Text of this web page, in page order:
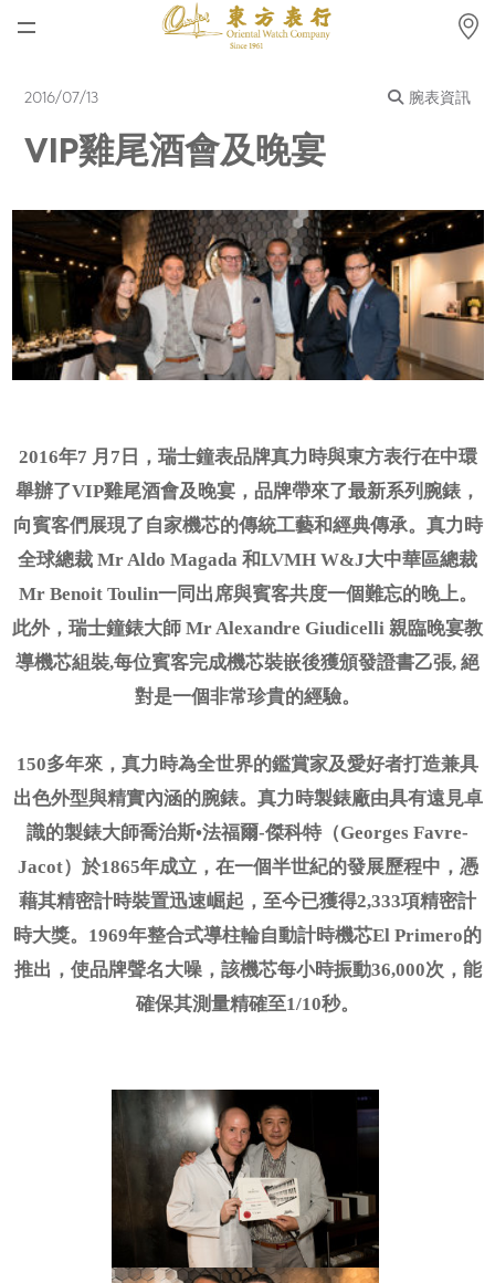
最新消息
腕表資訊
公司動態
勞力士
勞力士中古錶認證
帝舵表
店鋪位置
網上商店
中國內地
香港特別行政區
腕表維修
聯絡我們
登入
註冊
简体中文 | English
2016/07/13 腕表資訊
VIP雞尾酒會及晚宴
2016年7 月7日，瑞士鐘表品牌真力時與東方表行在中環
舉辦了VIP雞尾酒會及晚宴，品牌帶來了最新系列腕錶，
向賓客們展現了自家機芯的傳統工藝和經典傳承。真力時
全球總裁 Mr Aldo Magada 和LVMH W&J大中華區總裁
Mr Benoit Toulin一同出席與賓客共度一個難忘的晚上。
此外，瑞士鐘錶大師 Mr Alexandre Giudicelli 親臨晚宴教
導機芯組裝,每位賓客完成機芯裝嵌後獲頒發證書乙張, 絕
對是一個非常珍貴的經驗。
150多年來，真力時為全世界的鑑賞家及愛好者打造兼具
出色外型與精實內涵的腕錶。真力時製錶廠由具有遠見卓
識的製錶大師喬治斯•法福爾-傑科特（Georges Favre-
Jacot）於1865年成立，在一個半世紀的發展歷程中，憑
藉其精密計時裝置迅速崛起，至今已獲得2,333項精密計
時大獎。1969年整合式導柱輪自動計時機芯El Primero的
推出，使品牌聲名大噪，該機芯每小時振動36,000次，能
確保其測量精確至1/10秒。